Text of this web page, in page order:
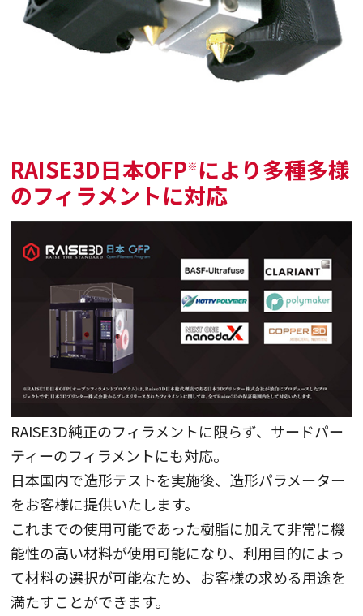
RAISE3D日本OFP※ により多種多様
のフィラメントに対応
RAISE3D純正のフィラメントに限らず、サードパー
ティーのフィラメントにも対応。
日本国内で造形テストを実施後、造形パラメーター
をお客様に提供いたします。
これまでの使用可能であった樹脂に加えて非常に機
能性の高い材料が使用可能になり、利用目的によっ
て材料の選択が可能なため、お客様の求める用途を
満たすことができます。